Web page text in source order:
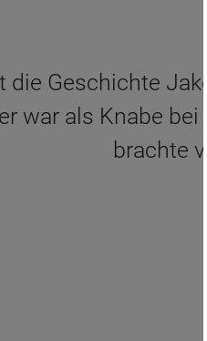
die Geschichte
war als Knabe
brachte